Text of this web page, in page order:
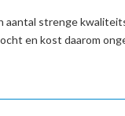
aantal strenge
en kost daarom